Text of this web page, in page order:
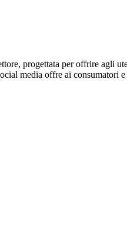
progettata per offrire agli
media offre ai